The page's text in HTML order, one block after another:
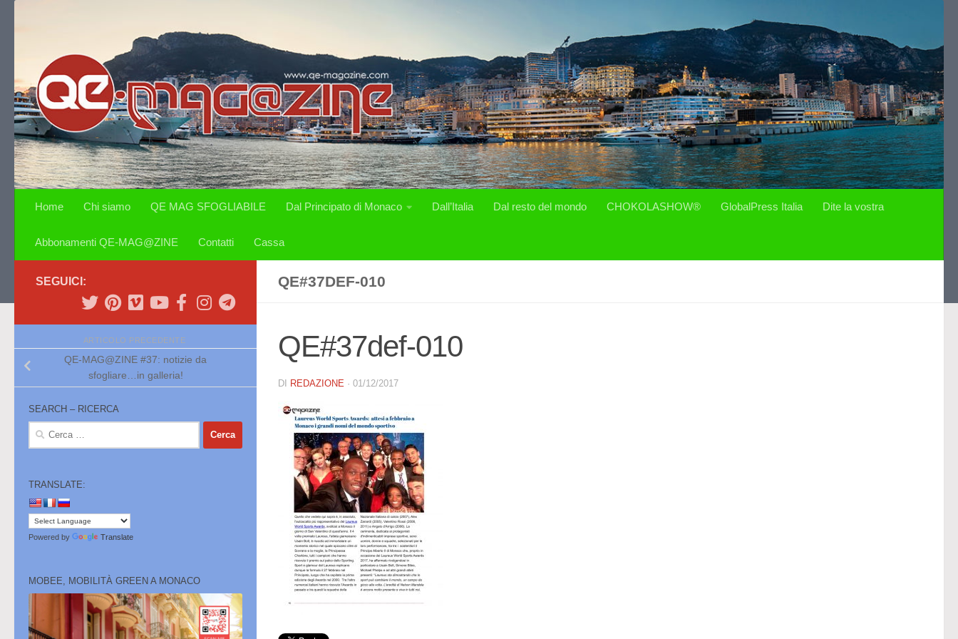
Home Chi siamo QE MAG SFOGLIABILE Dal Principato di Monaco Dall’Italia Dal resto del mondo CHOKOLASHOW® GlobalPress Italia Dite la vostra
Abbonamenti QE-MAG@ZINE Contatti Cassa
QE#37DEF-010
QE#37def-010
DI REDAZIONE · 01/12/2017
SEGUICI:
ARTICOLO PRECEDENTE
QE-MAG@ZINE #37: notizie da
sfogliare…in galleria!
SEARCH – RICERCA
Ricerca
TRANSLATE:
Powered by Translate
MOBEE, MOBILITÀ GREEN A MONACO